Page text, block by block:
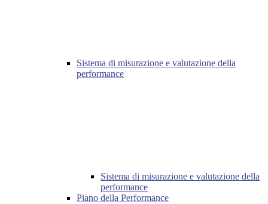
Sistema di misurazione e valutazione della
performance
Sistema di misurazione e valutazione della
performance
Piano della Performance